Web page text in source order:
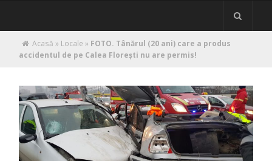
Acasă » Locale » FOTO. Tânărul (20 ani) care a produs
accidentul de pe Calea Floreşti nu are permis!